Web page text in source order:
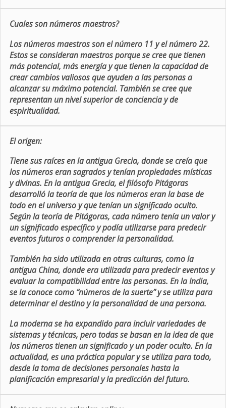
Cuales son números maestros?
Los números maestros son el número 11 y el número 22.
Estos se consideran maestros porque se cree que tienen
más potencial, más energía y que tienen la capacidad de
crear cambios valiosos que ayuden a las personas a
alcanzar su máximo potencial. También se cree que
representan un nivel superior de conciencia y de
espiritualidad.
El origen:
Tiene sus raíces en la antigua Grecia, donde se creía que
los números eran sagrados y tenían propiedades místicas
y divinas. En la antigua Grecia, el filósofo Pitágoras
desarrolló la teoría de que los números eran la base de
todo en el universo y que tenían un significado oculto.
Según la teoría de Pitágoras, cada número tenía un valor y
un significado específico y podía utilizarse para predecir
eventos futuros o comprender la personalidad.
También ha sido utilizada en otras culturas, como la
antigua China, donde era utilizada para predecir eventos y
evaluar la compatibilidad entre las personas. En la India,
se la conoce como “números de la suerte” y se utiliza para
determinar el destino y la personalidad de una persona.
La moderna se ha expandido para incluir variedades de
sistemas y técnicas, pero todas se basan en la idea de que
los números tienen un significado y un poder oculto. En la
actualidad, es una práctica popular y se utiliza para todo,
desde la toma de decisiones personales hasta la
planificación empresarial y la predicción del futuro.